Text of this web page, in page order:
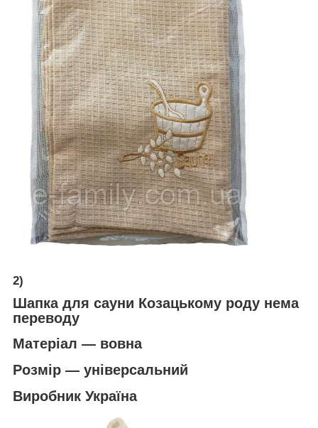
2)
Шапка для сауни Козацькому роду нема
переводу
Матеріал ― вовна
Розмір ― універсальний
Виробник Україна